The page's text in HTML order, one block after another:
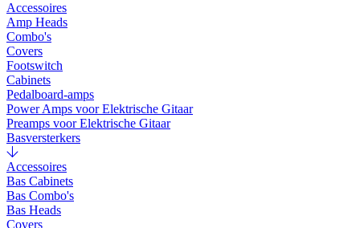
Accessoires
Amp Heads
Combo's
Covers
Footswitch
Cabinets
Pedalboard-amps
Power Amps voor Elektrische Gitaar
Preamps voor Elektrische Gitaar
Basversterkers
Accessoires
Bas Cabinets
Bas Combo's
Bas Heads
Covers